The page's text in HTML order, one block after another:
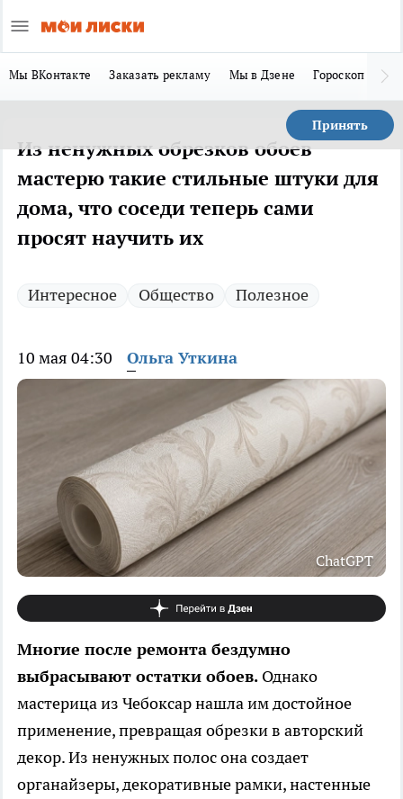
Мы ВКонтакте Заказать рекламу Мы в Дзене Гороскоп
Принять
Из ненужных обрезков обоев
мастерю такие стильные штуки для
дома, что соседи теперь сами
просят научить их
Интересное Общество Полезное
10 мая 04:30 Ольга Уткина
ChatGPT
Многие после ремонта бездумно
выбрасывают остатки обоев. Однако
мастерица из Чебоксар нашла им достойное
применение, превращая обрезки в авторский
декор. Из ненужных полос она создает
органайзеры, декоративные рамки, настенные